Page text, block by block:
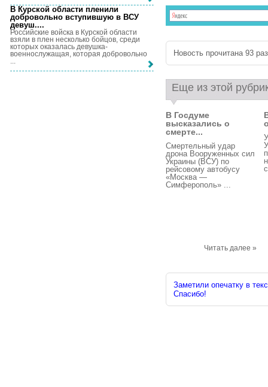
Новость прочитана 93
Еще из этой
В Госдуме
высказались о
смерте...
Смертельный удар
дрона Вооруженных сил
Украины (ВСУ) по
рейсовому автобусу
«Москва —
Симферополь» ...
Читать далее »
Заметили опечатку в
Спасибо!
В Курской области пленили
добровольно вступившую в ВСУ
девуш....
Российские войска в Курской области
взяли в плен несколько бойцов, среди
которых оказалась девушка-
военнослужащая, которая добровольно
...